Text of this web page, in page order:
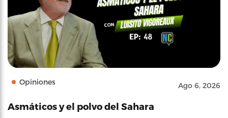
Opiniones Ago 6, 2026
Asmáticos y el polvo del Sahara